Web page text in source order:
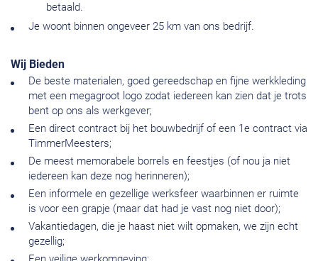
betaald.
Je woont binnen ongeveer 25 km van ons bedrijf.
Wij Bieden
De beste materialen, goed gereedschap en fijne werkkleding
met een megagroot logo zodat iedereen kan zien dat je trots
bent op ons als werkgever;
Een direct contract bij het bouwbedrijf of een 1e contract via
TimmerMeesters;
De meest memorabele borrels en feestjes (of nou ja niet
iedereen kan deze nog herinneren);
Een informele en gezellige werksfeer waarbinnen er ruimte
is voor een grapje (maar dat had je vast nog niet door);
Vakantiedagen, die je haast niet wilt opmaken, we zijn echt
gezellig;